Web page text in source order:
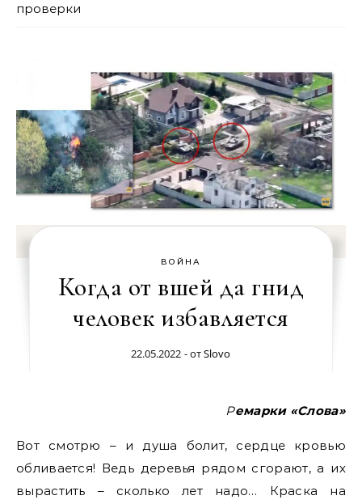
проверки
ВОЙНА
Когда от вшей да гнид
человек избавляется
22.05.2022 - отSlovo
Ремарки «Слова»
Вот смотрю – и душа болит, сердце кровью
обливается! Ведь деревья рядом сгорают, а их
вырастить – сколько лет надо… Краска на